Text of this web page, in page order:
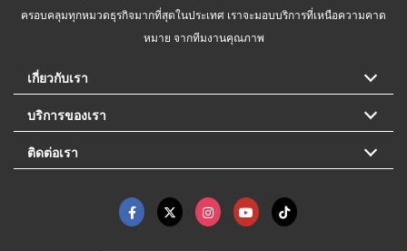
ครอบคลุมทุกหมวดธุรกิจมากที่สุดในประเทศ เราจะมอบบริการที่เหนือความคาด
หมาย จากทีมงานคุณภาพ
เกี่ยวกับเรา
บริการของเรา
ติดต่อเรา